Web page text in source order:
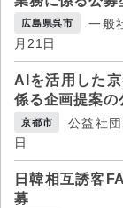
広島県呉市
一般
月21日
AIを活用した
係る企画提案の
京都市
公益社
日
日韓相互誘客
募